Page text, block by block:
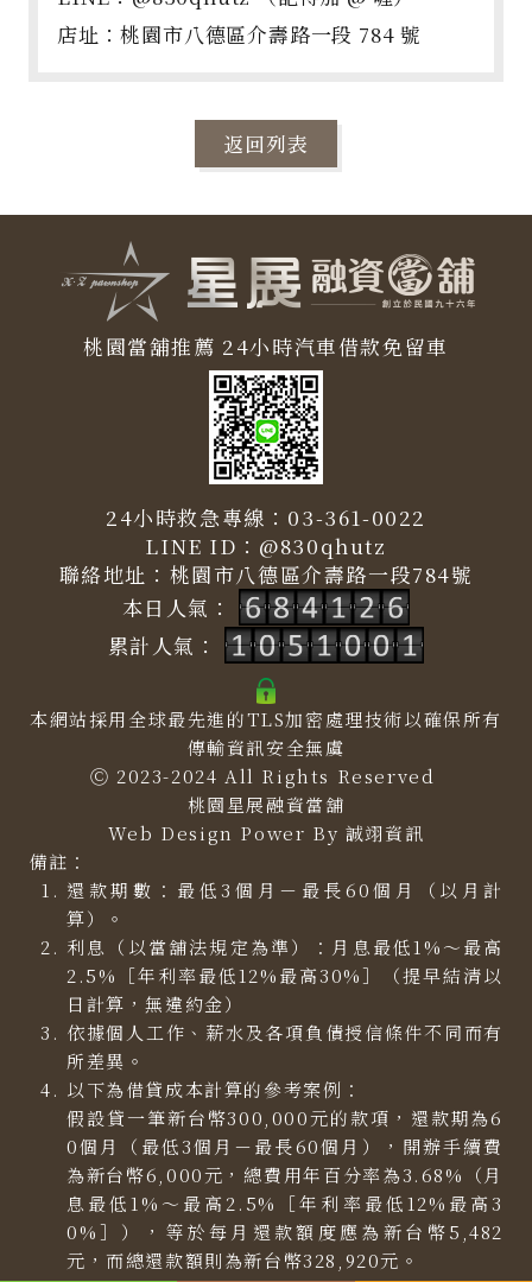
店址：桃園市八德區介壽路一段 784 號
返回列表
桃園當舖推薦 24小時汽車借款免留車
24小時救急專線： 03-361-0022
LINE ID： @830qhutz
聯絡地址： 桃園市八德區介壽路一段784號
本日人氣：
累計人氣：
本網站採用全球最先進的TLS加密處理技術以確保所有
傳輸資訊安全無虞
Ⓒ 2023-2024 All Rights Reserved
桃園星展融資當舖
Web Design Power By 誠翊資訊
備註：
還款期數：最低3個月－最長60個月（以月計
算）。
利息（以當舖法規定為準）：月息最低1%～最高
2.5%［年利率最低12%最高30%］（提早結清以
日計算，無違約金）
依據個人工作、薪水及各項負債授信條件不同而有
所差異。
以下為借貸成本計算的參考案例：
假設貸一筆新台幣300,000元的款項，還款期為6
0個月（最低3個月－最長60個月），開辦手續費
為新台幣6,000元，總費用年百分率為3.68%（月
息最低1%～最高2.5%［年利率最低12%最高3
0%］），等於每月還款額度應為新台幣5,482
元，而總還款額則為新台幣328,920元。